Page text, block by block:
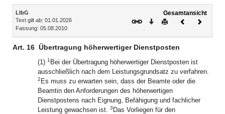
Inhalt
LlbG
Text gilt ab: 01.01.2026
Fassung: 05.08.2010
Gesamtansicht
Download
DruckenVorheriges
Art. 16 Übertragung höherwertiger Dienstposten
(1) 1 Bei der Übertragung höherwertiger Dienstposten ist
ausschließlich nach dem Leistungsgrundsatz zu verfahren.
2 Es muss zu erwarten sein, dass der Beamte oder die
Beamtin den Anforderungen des höherwertigen
Dienstpostens nach Eignung, Befähigung und fachlicher
Leistung gewachsen ist. 3 Das Vorliegen für den